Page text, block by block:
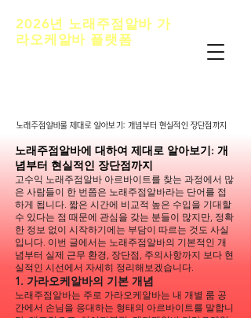
2026년 노래주점알바 가
라오케알바 플랫폼
노래주점알바룰 제대로 알아보기: 개념부터 현실적인 장단점까지
노래주점알바룰 제대로 알아보기: 개념부터 현실적인 장단점까지
노래주점알바에 대하여 제대로 알아보기: 개
념부터 현실적인 장단점까지
고수익 노래주점알바 아르바이트를 찾는 과정에서 많
은 사람들이 한 번쯤은 노래주점알바라는 단어를 접
하게 됩니다. 짧은 시간에 비교적 높은 수입을 기대할
수 있다는 점 때문에 관심을 갖는 분들이 많지만, 정확
한 정보 없이 시작하기에는 부담이 따르는 것도 사실
입니다. 이번 글에서는 노래주점알바의 기본적인 개
념부터 실제 근무 환경, 장단점, 주의사항까지 보다 현
실적인 시선에서 자세히 정리해보겠습니다.
1. 가라오케알바의 기본 개념
노래주점알바는 주로 가라오케알바는 내 개별 룸 공
간에서 손님을 응대하는 형태의 아르바이트를 말합니